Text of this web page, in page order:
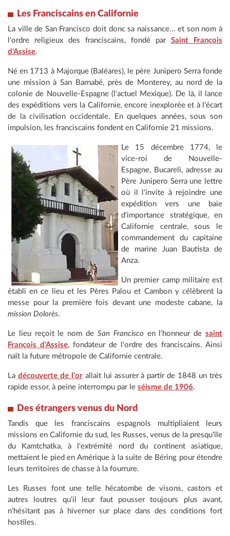
Les Franciscains en Californie
La ville de San Francisco doit donc sa naissance... et son nom à
l'ordre religieux des franciscains, fondé par Saint François
d'Assise.
Né en 1713 à Majorque (Baléares), le père Junipero Serra fonde
une mission à San Barnabé, près de Monterey, au nord de la
colonie de Nouvelle-Espagne (l'actuel Mexique). De là, il lance
des expéditions vers la Californie, encore inexplorée et à l'écart
de la civilisation occidentale. En quelques années, sous son
impulsion, les franciscains fondent en Californie 21 missions.
Le 15 décembre 1774, le
vice-roi de Nouvelle-
Espagne, Bucareli, adresse au
Père Junipero Serra une lettre
où il l'invite à rejoindre une
expédition vers une baie
d'importance stratégique, en
Californie centrale, sous le
commandement du capitaine
de marine Juan Bautista de
Anza.
Un premier camp militaire est
établi en ce lieu et les Pères Palou et Cambon y célèbrent la
messe pour la première fois devant une modeste cabane, la
mission Dolorès.
Le lieu reçoit le nom de San Franciscoen l'honneur desaint
François d'Assise, fondateur de l'ordre des franciscains. Ainsi
naît la future métropole de Californie centrale.
La découverte de l'orallait lui assurer à partir de 1848 un très
rapide essor, à peine interrompu par le séisme de 1906.
Des étrangers venus du Nord
Tandis que les franciscains espagnols multipliaient leurs
missions en Californie du sud, les Russes, venus de la presqu'île
du Kamtchatka, à l'extrémité nord du continent asiatique,
mettaient le pied en Amérique à la suite de Béring pour étendre
leurs territoires de chasse à la fourrure.
Les Russes font une telle hécatombe de visons, castors et
autres loutres qu'il leur faut pousser toujours plus avant,
n'hésitant pas à hiverner sur place dans des conditions fort
hostiles.